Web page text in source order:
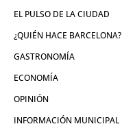
EL PULSO DE LA CIUDAD
¿QUIÉN HACE BARCELONA?
GASTRONOMÍA
ECONOMÍA
OPINIÓN
INFORMACIÓN MUNICIPAL